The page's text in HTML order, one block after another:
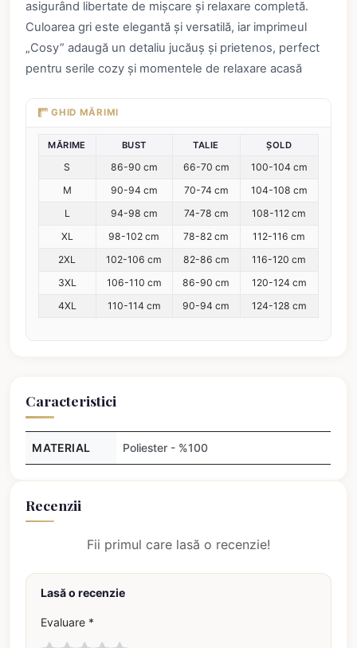
asigurând libertate de mișcare și relaxare completă.
Culoarea gri este elegantă și versatilă, iar imprimeul
„Cosy” adaugă un detaliu jucăuș și prietenos, perfect
pentru serile cozy și momentele de relaxare acasă
GHID MĂRIMI
MĂRIME BUST TALIE ȘOLD
S 86-90 cm 66-70 cm
100-104 cm
M
90-94 cm 70-74 cm
104-108 cm
L
94-98 cm 74-78 cm
108-112 cm
XL
98-102 cm 78-82 cm
112-116 cm
2XL
102-106 cm 82-86 cm
116-120 cm
3XL
106-110 cm 86-90 cm
120-124 cm
4XL
110-114 cm 90-94 cm 124-128 cm
Caracteristici
MATERIAL Poliester - %100
Recenzii
Fii primul care lasă o recenzie!
Lasă o recenzie
Evaluare *